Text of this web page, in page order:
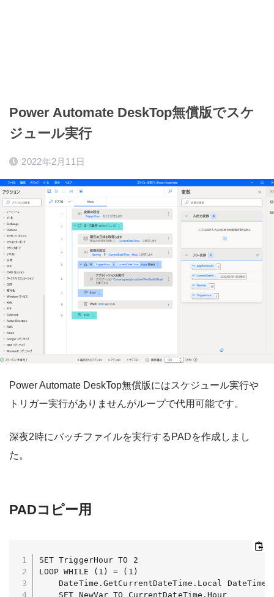
Power Automate DeskTop無償版でスケ
ジュール実行
2022年2月11日
Power Automate DeskTop無償版にはスケジュール実行や
トリガー実行がありませんがループで代用可能です。
深夜2時にバッチファイルを実行するPADを作成しまし
た。
PADコピー用
SET TriggerHour TO 2
LOOP WHILE (1) = (1)
DateTime.GetCurrentDateTime.Local
    SET NewVar TO CurrentDateTime.Hour